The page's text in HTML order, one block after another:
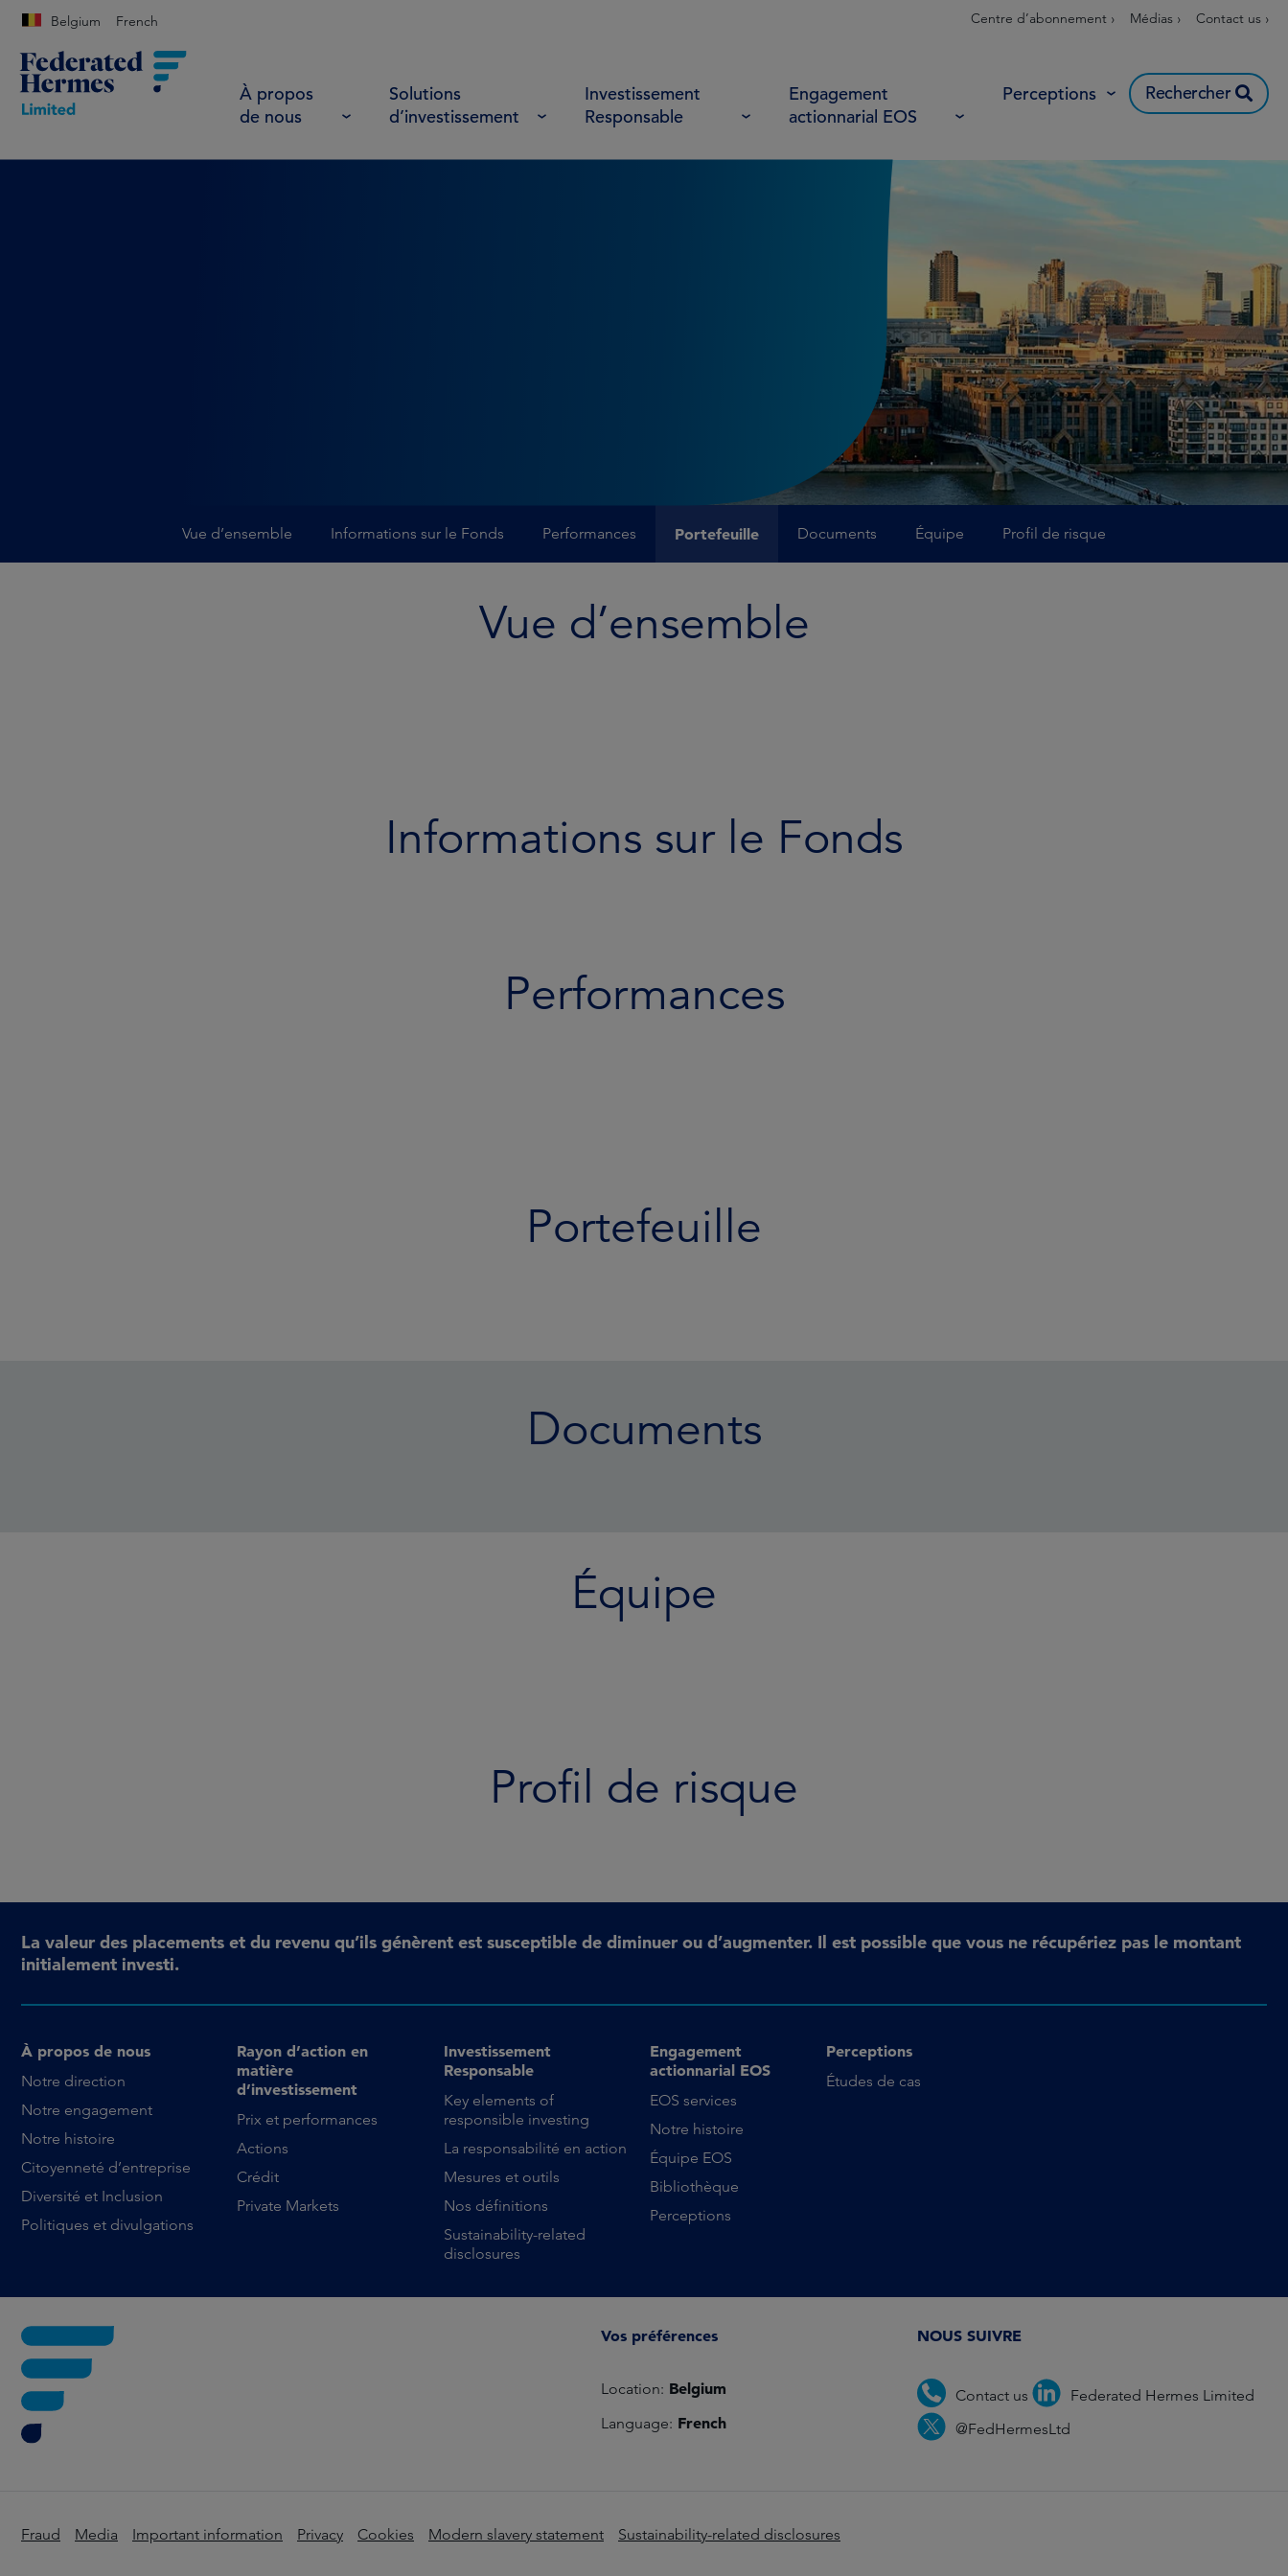
Belgium French Centre d’abonnement › Médias › Contact us ›
À propos
de nous
Solutions
d’investissement
Investissement
Responsable
Engagement
actionnarial EOS
Perceptions Rechercher
Vue d’ensemble Informations sur le Fonds Performances Portefeuille Documents Équipe Profil de risque
Vue d’ensemble
Informations sur le Fonds
Performances
Portefeuille
Documents
Équipe
Profil de risque
La valeur des placements et du revenu qu’ils génèrent est susceptible de diminuer ou d’augmenter. Il est possible que vous ne récupériez pas le montant
initialement investi.
À propos de nous
Notre direction
Notre engagement
Notre histoire
Citoyenneté d’entreprise
Diversité et Inclusion
Politiques et divulgations
Rayon d’action en
matière
d’investissement
Prix et performances
Actions
Crédit
Private Markets
Investissement
Responsable
Key elements of
responsible investing
La responsabilité en action
Mesures et outils
Nos définitions
Sustainability-related
disclosures
Engagement
actionnarial EOS
EOS services
Notre histoire
Équipe EOS
Bibliothèque
Perceptions
Perceptions
Études de cas
Vos préférences
Location: Belgium
Language: French
NOUS SUIVRE
Contact us
Federated Hermes Limited
@FedHermesLtd
Fraud Media Important information Privacy Cookies Modern slavery statement Sustainability-related disclosures